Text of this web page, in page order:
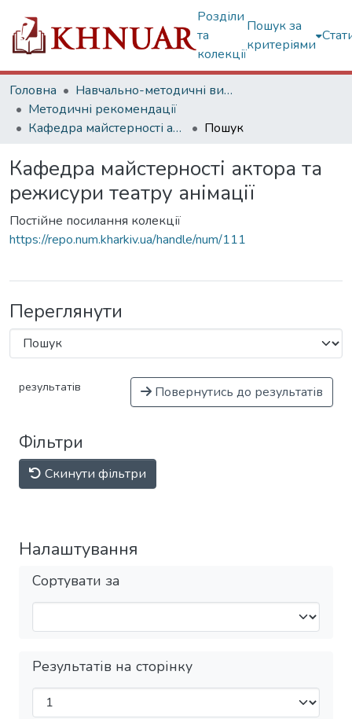
Розділи
та
колекції
Пошук за
критеріями
Головна
Навчально-методичні видання
Методичні рекомендації
Кафедра майстерності актора та режисури театру анімації
Пошук
Кафедра майстерності актора та
режисури театру анімації
Постійне посилання колекції
https://repo.num.kharkiv.ua/handle/num/111
Переглянути
результатів Повернутись до результатів
Фільтри
Скинути фільтри
Налаштування
Сортувати за
Результатів на сторінку